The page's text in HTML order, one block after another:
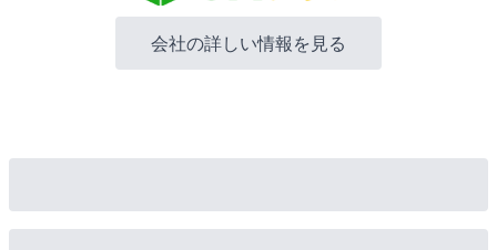
会社の詳しい情報を見る